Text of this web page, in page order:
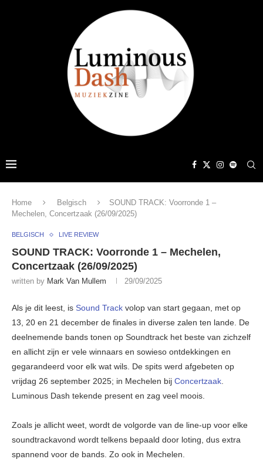
Home Belgisch
SOUND TRACK: Voorronde 1 –
Mechelen, Concertzaak (26/09/2025)
BELGISCH LIVE REVIEW
SOUND TRACK: Voorronde 1 – Mechelen,
Concertzaak (26/09/2025)
written by Mark Van Mullem 29/09/2025
Als je dit leest, is Sound Track volop van start gegaan, met op
13, 20 en 21 december de finales in diverse zalen ten lande. De
deelnemende bands tonen op Soundtrack het beste van zichzelf
en allicht zijn er vele winnaars en sowieso ontdekkingen en
gegarandeerd voor elk wat wils. De spits werd afgebeten op
vrijdag 26 september 2025; in Mechelen bij Concertzaak.
Luminous Dash tekende present en zag veel moois.
Zoals je allicht weet, wordt de volgorde van de line-up voor elke
soundtrackavond wordt telkens bepaald door loting, dus extra
spannend voor de bands. Zo ook in Mechelen.